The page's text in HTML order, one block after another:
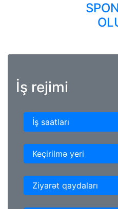
İş rejimi
İş saatları
Keçirilmə yeri
Ziyarət qaydaları